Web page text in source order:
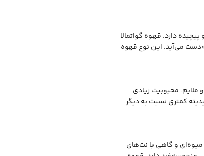
دارد. قهوه گواتمالا
می‌آید. این نوع قهوه
محبوبیت زیادی
کمتری نسبت به دیگر
و گاهی با نت‌های